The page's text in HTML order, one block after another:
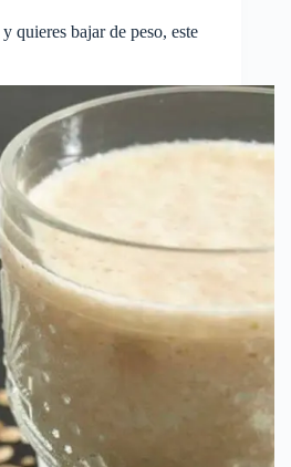
quieres bajar de peso, este